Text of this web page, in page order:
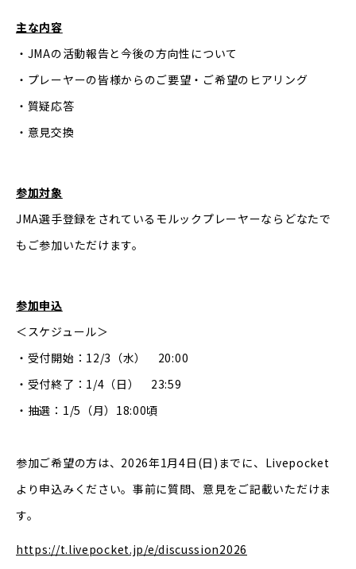
主な内容
・JMAの活動報告と今後の方向性について
・プレーヤーの皆様からのご要望・ご希望のヒアリング
・質疑応答
・意見交換
参加対象
JMA選手登録をされているモルックプレーヤーならどなたで
もご参加いただけます。
参加申込
＜スケジュール＞
・受付開始：12/3（水） 20:00
・受付終了：1/4（日） 23:59
・抽選：1/5（月）18:00頃
参加ご希望の方は、2026年1月4日(日)までに、Livepocket
より申込みください。事前に質問、意見をご記載いただけま
す。
https://t.livepocket.jp/e/discussion2026